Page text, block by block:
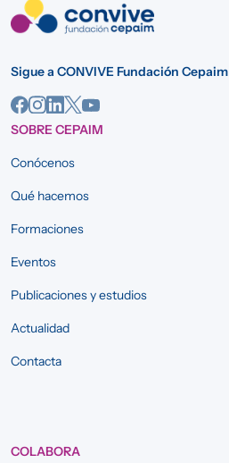
Sigue a CONVIVE Fundación Cepaim
SOBRE CEPAIM
Conócenos
Qué hacemos
Formaciones
Eventos
Publicaciones y estudios
Actualidad
Contacta
COLABORA